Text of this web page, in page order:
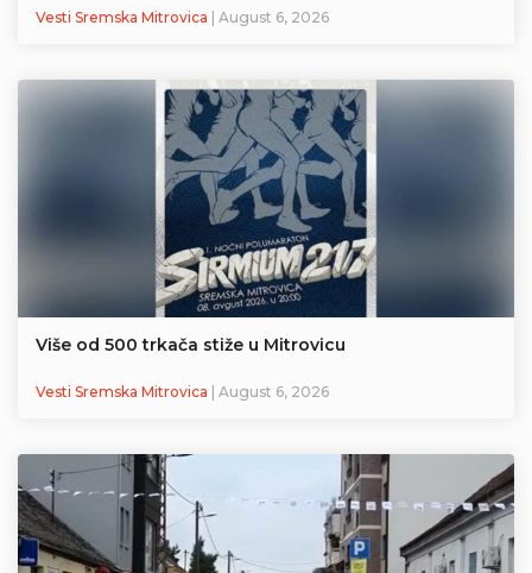
Vesti Sremska Mitrovica | August 6, 2026
Više od 500 trkača stiže u Mitrovicu
Vesti Sremska Mitrovica | August 6, 2026